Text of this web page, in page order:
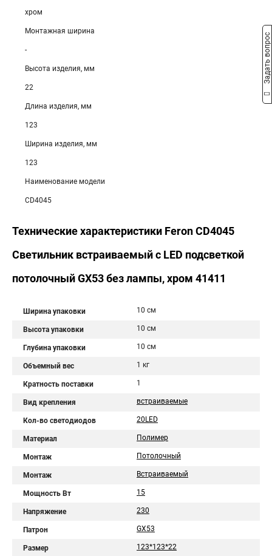
хром
Монтажная ширина
-
Высота изделия, мм
22
Длина изделия, мм
123
Ширина изделия, мм
123
Наименование модели
CD4045
Технические характеристики Feron CD4045
Светильник встраиваемый с LED подсветкой
потолочный GX53 без лампы, хром 41411
Ширина упаковки 10 см
Высота упаковки 10 см
Глубина упаковки 10 см
Объемный вес 1 кг
Кратность поставки 1
Вид крепления встраиваемые
Кол-во светодиодов 20LED
Материал Полимер
Монтаж Потолочный
Монтаж Встраиваемый
Мощность Вт 15
Напряжение 230
Патрон GX53
Размер 123*123*22
Задать вопрос